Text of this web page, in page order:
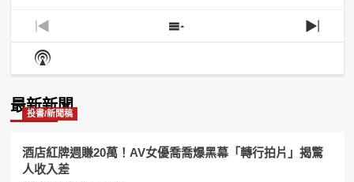
Previous
Episode
Show
Episodes
Next
Show
Podcast
最新新聞
投書/新聞稿
酒店紅牌週賺20萬！AV女優喬喬爆黑幕「轉行拍片」揭驚
人收入差